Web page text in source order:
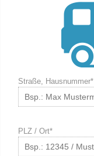
Straße, Hausnummer*
PLZ / Ort*